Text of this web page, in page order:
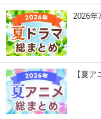
2026年
【夏